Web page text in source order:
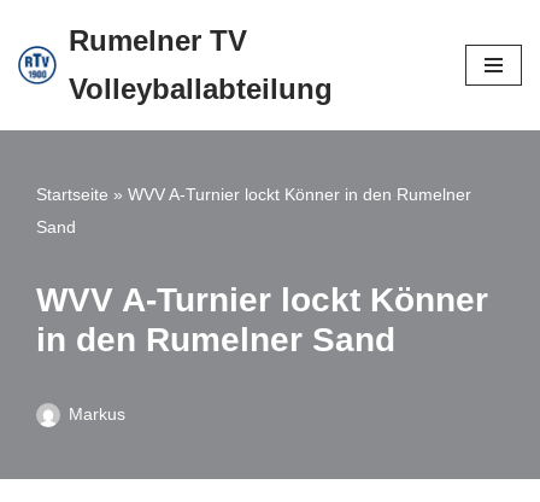
Zum
springen
Rumelner TV
Volleyballabteilung
Startseite » WVV A-Turnier lockt Könner in den Rumelner
Sand
WVV A-Turnier lockt Könner
in den Rumelner Sand
Markus